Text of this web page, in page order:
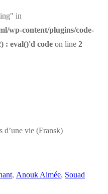
in
wp-content/plugins/code-
: eval()'d code on line 2
d’une vie (Fransk)
, Anouk Aimée, Souad